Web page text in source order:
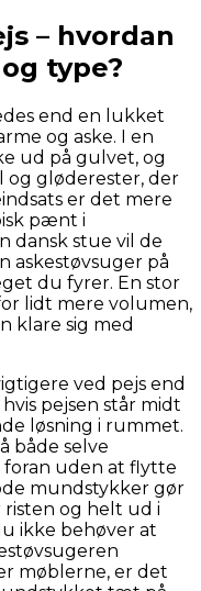
– hvordan
type?
end en lukket
og aske. I en
ud på gulvet, og
gløderester, der
er det mere
pænt i
dansk stue vil de
på
du fyrer. En stor
lidt mere volumen,
klare sig med
ved pejs end
pejsen står midt
løsning i rummet.
både selve
uden at flytte
mundstykker gør
og helt ud i
ikke behøver at
møblerne, er det